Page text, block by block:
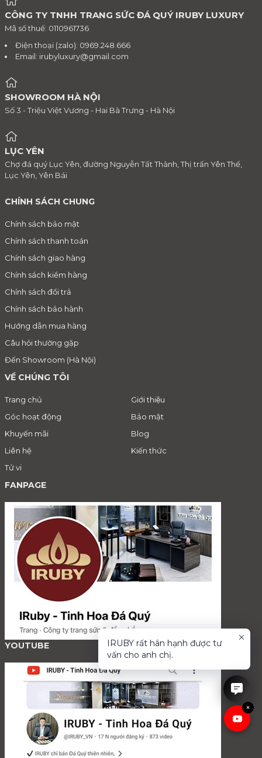
×
CÔNG TY TNHH TRANG SỨC ĐÁ QUÝ IRUBY LUXURY
Mã số thuế: 0110961736
Điện thoại (zalo): 0969.248.666
Email: irubyluxury@gmail.com
SHOWROOM HÀ NỘI
Số 3 - Triệu Việt Vương - Hai Bà Trưng - Hà Nội
LỤC YÊN
Chợ đá quý Lục Yên, đường Nguyễn Tất Thành, Thị trấn Yên Thế,
Lục Yên, Yên Bái
CHÍNH SÁCH CHUNG
Chính sách bảo mật
Chính sách thanh toán
Chính sách giao hàng
Chính sách kiểm hàng
Chính sách đổi trả
Chính sách bảo hành
Hướng dẫn mua hàng
Câu hỏi thường gặp
Đến Showroom (Hà Nội)
VỀ CHÚNG TÔI
Trang chủ
Giới thiệu
Góc hoạt động
Bảo mật
Khuyến mãi
Blog
Liên hệ
Kiến thức
Tử vi
FANPAGE
YOUTUBE
IRUBY rất hân hạnh được tư
vấn cho anh chị.